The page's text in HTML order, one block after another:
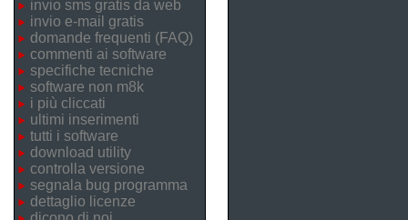
invio sms gratis da web
invio e-mail gratis
domande frequenti (FAQ)
commenti ai software
specifiche tecniche
software non m8k
i più cliccati
ultimi inserimenti
tutti i software
download utility
controlla versione
segnala bug programma
dettaglio licenze